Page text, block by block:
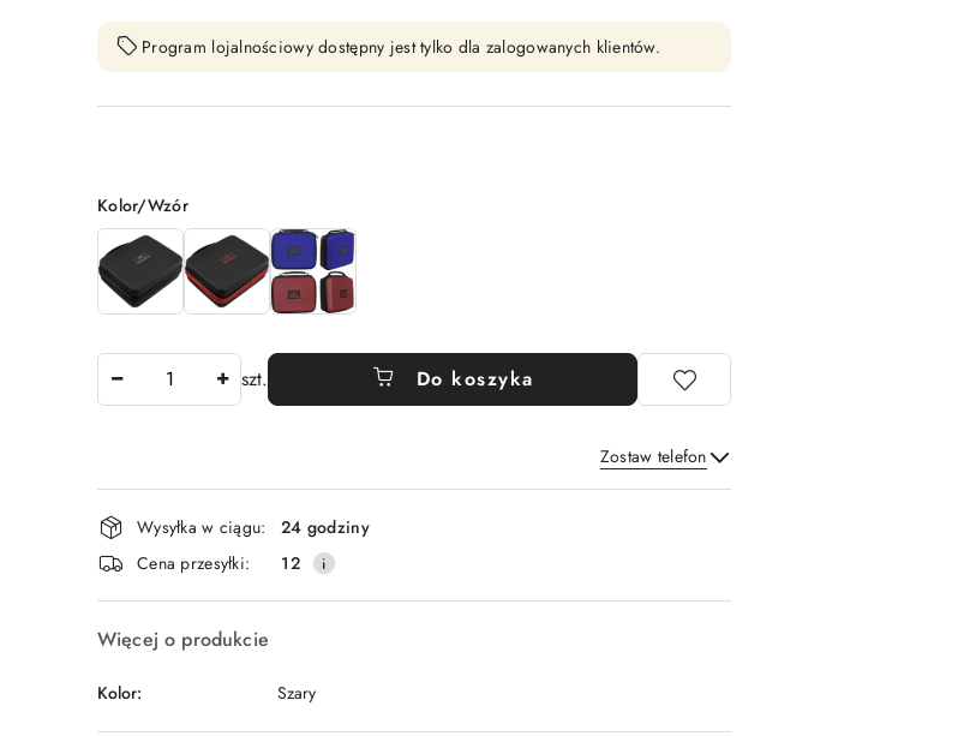
Program lojalnościowy dostępny jest tylko dla zalogowanych klientów.
Wariant
Kolor/Wzór
szt. Do koszyka
Zostaw telefon
Wyślij
Dostępność
i
dostawa
Wysyłka w ciągu:
24 godziny
Cena przesyłki:
12
Więcej o produkcie
Kolor: Szary